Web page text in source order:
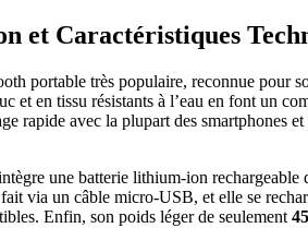
et Caractéristiques
portable très populaire, reconnue pour
et en tissu résistants à l’eau en font un
rapide avec la plupart des smartphones
une batterie lithium-ion rechargeable
via un câble micro-USB, et elle se
Enfin, son poids léger de seulement